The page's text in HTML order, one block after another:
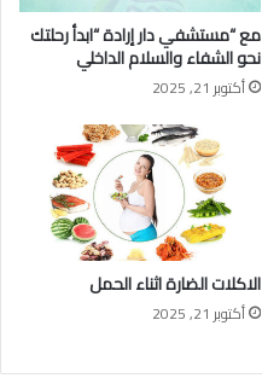
مع “مستشفي دار إرادة “ابدأ رحلتك
نحو الشفاء والسلام الداخلي
أكتوبر 21, 2025
الاكلات الضارة اثناء الحمل
أكتوبر 21, 2025